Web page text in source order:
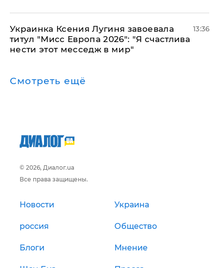
Украинка Ксения Лугиня завоевала
титул "Мисс Европа 2026": "Я счастлива
нести этот месседж в мир"
13:36
Смотреть ещё
© 2026, Диалог.ua
Все права защищены.
Новости Украина
россия Общество
Блоги Мнение